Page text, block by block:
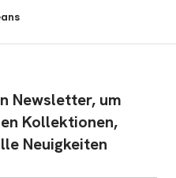
Newsletter, um
Kollektionen,
Neuigkeiten